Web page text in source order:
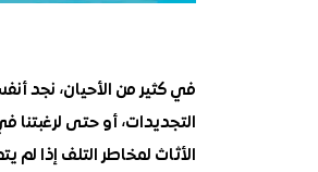
في كثير من الأحيان، نجد
التجديدات، أو حتى لرغبتنا
الأثاث لمخاطر التلف إذا